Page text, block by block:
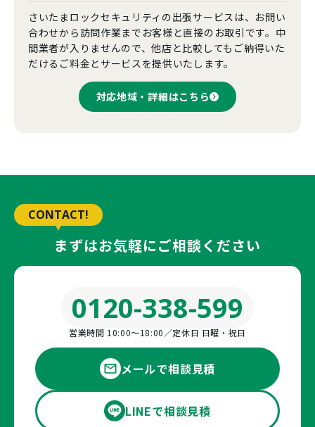
さいたまロックセキュリティの出張サービスは、お問い
合わせから訪問作業までお客様と直接のお取引です。中
間業者が入りませんので、他店と比較してもご納得いた
だけるご料金とサービスを提供いたします。
対応地域・詳細はこちら
CONTACT!
まずはお気軽にご相談ください
0120-338-599
営業時間 10:00〜18:00／定休日 日曜・祝日
メールで相談見積
LINEで相談見積